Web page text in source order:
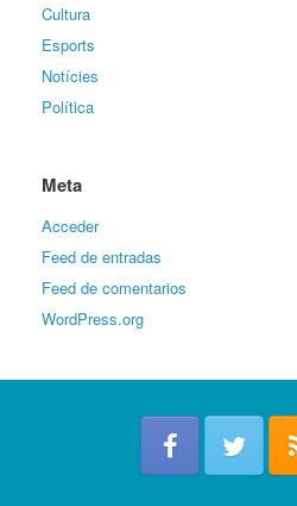
Cultura
Esports
Notícies
Política
Meta
Acceder
Feed de entradas
Feed de comentarios
WordPress.org